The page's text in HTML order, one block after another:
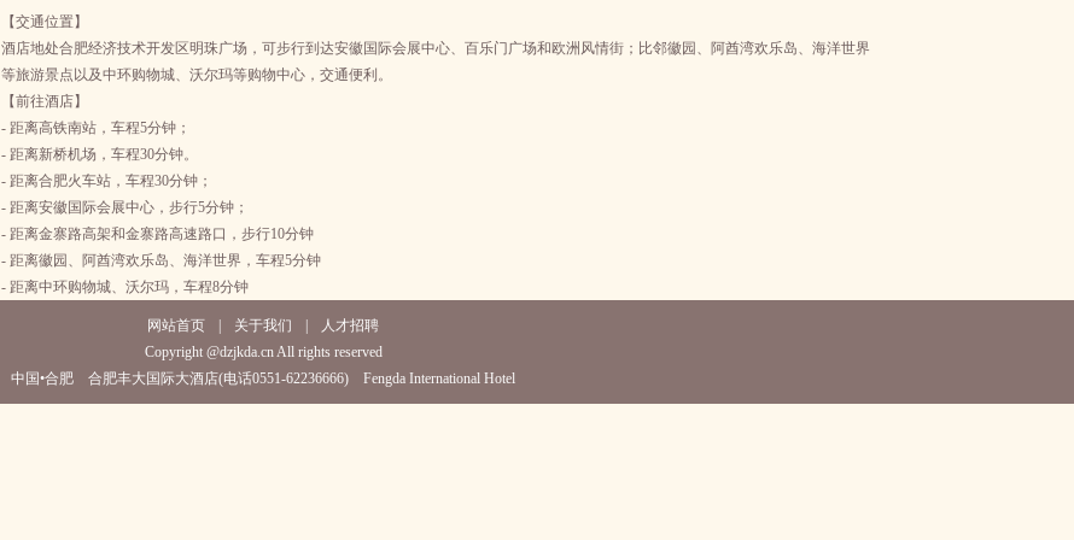
【交通位置】
酒店地处合肥经济技术开发区明珠广场，可步行到达安徽国际会展中心、百乐门广场和欧洲风情街；比邻徽园、阿酋湾欢乐岛、海洋世界
等旅游景点以及中环购物城、沃尔玛等购物中心，交通便利。
【前往酒店】
- 距离高铁南站，车程5分钟；
- 距离新桥机场，车程30分钟。
- 距离合肥火车站，车程30分钟；
- 距离安徽国际会展中心，步行5分钟；
- 距离金寨路高架和金寨路高速路口，步行10分钟
- 距离徽园、阿酋湾欢乐岛、海洋世界，车程5分钟
- 距离中环购物城、沃尔玛，车程8分钟
网站首页 关于我们
人才招聘
Copyright @dzjkda.cn All rights reserved
中国•合肥 合肥丰大国际大酒店(电话0551-62236666) Fengda International Hotel